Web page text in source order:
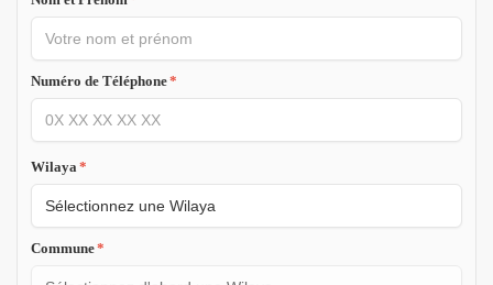
Numéro de Téléphone*
Wilaya *
Commune*